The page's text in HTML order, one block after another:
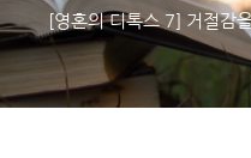
[영혼의 디톡스 7] 거절감